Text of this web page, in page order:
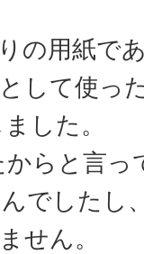
の用紙で
して使っ
した。
らと言っ
でしたし
せん。